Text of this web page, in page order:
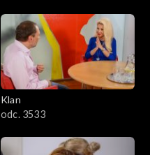
Klan
odc. 3533